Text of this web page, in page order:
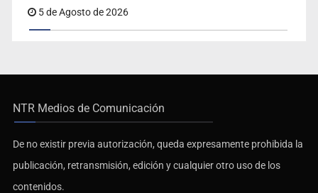
5 de Agosto de 2026
NTR Medios de Comunicación
De no existir previa autorización, queda expresamente prohibida la
publicación, retransmisión, edición y cualquier otro uso de los
contenidos.